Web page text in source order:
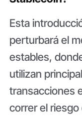
Esta
perturbará el
estables,
utilizan
transacciones
correr el